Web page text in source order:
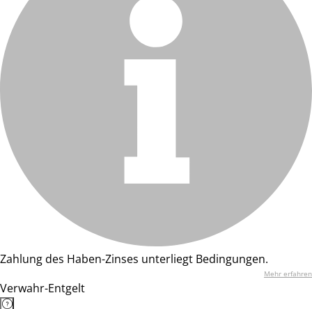
Zahlung des Haben-Zinses unterliegt Bedingungen.
Mehr erfahren
Verwahr-Entgelt